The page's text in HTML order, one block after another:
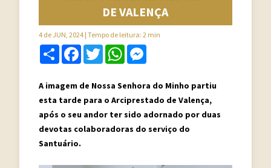
DE VALENÇA
4 de JUN, 2024 | Tempo de leitura: 2 min
Share FacebookTwitterWhatsApp
A imagem de Nossa Senhora do Minho partiu
esta tarde para o Arciprestado de Valença,
após o seu andor ter sido adornado por duas
devotas colaboradoras do serviço do
Santuário.